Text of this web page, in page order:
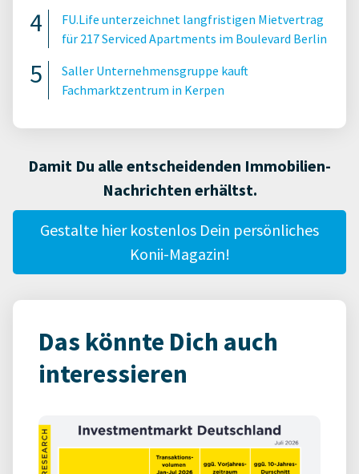
FU.Life unterzeichnet langfristigen Mietvertrag
für 217 Serviced Apartments im Boulevard Berlin
Saller Unternehmensgruppe kauft
Fachmarktzentrum in Kerpen
Damit Du alle entscheidenden Immobilien-
Nachrichten erhältst.
Gestalte hier kostenlos Dein persönliches
Konii-Magazin!
Das könnte Dich auch
interessieren